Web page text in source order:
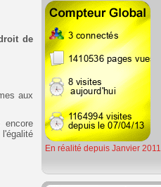
de
aux
En réalité depuis Janvier 2011